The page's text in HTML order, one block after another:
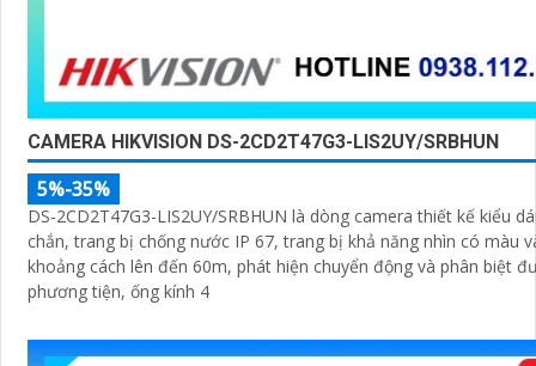
CAMERA HIKVISION DS-2CD2T47G3-LIS2UY/SRBHUN
5%-35%
DS-2CD2T47G3-LIS2UY/SRBHUN là dòng camera thiết kế kiểu
chắn, trang bị chống nước IP 67, trang bị khả năng nhìn có màu vào ban đêm
khoảng cách lên đến 60m, phát hiện chuyển động và phân biệt
phương tiện, ống kính 4